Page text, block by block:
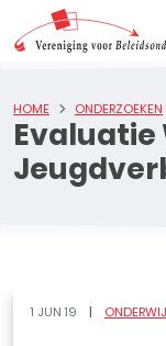
Evaluatie
HOME ONDERZOEKEN
1 JUN 19